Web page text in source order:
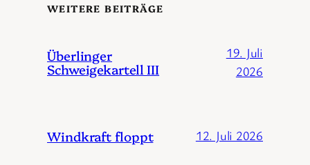
WEITERE BEITRÄGE
Überlinger
Schweigekartell III
19. Juli
2026
Windkraft floppt 12. Juli 2026